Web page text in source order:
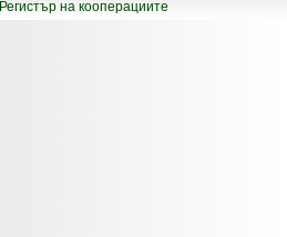
Регистър на кооперациите